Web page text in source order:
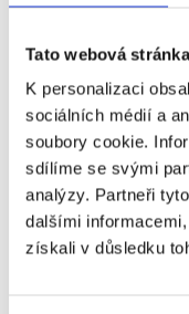
Tato webová
K personalizaci
sociálních médií a
soubory cookie.
sdílíme se svými
analýzy. Partneři
dalšími
získali v důsledku
into
vue, Paříž,
Gloria
březen
Individuální
Wooding a